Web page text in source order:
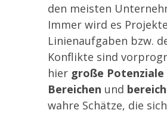
den meisten
Immer wird es
Linienaufgaben bzw.
Konflikte sind
hier große Potenziale
Bereichen und
wahre Schätze, die